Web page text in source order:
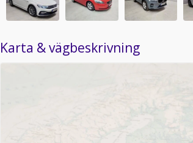
Karta & vägbeskrivning